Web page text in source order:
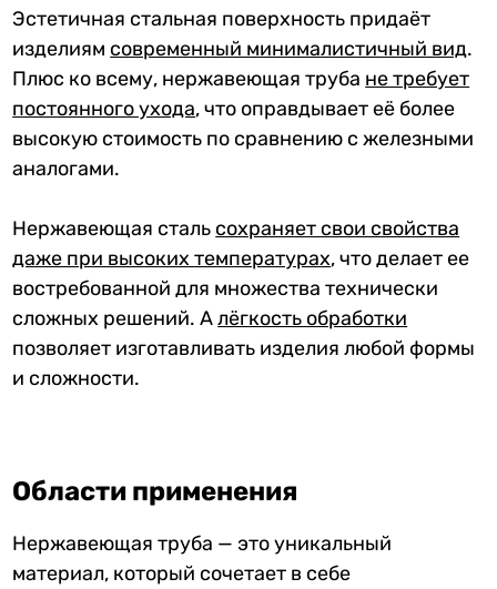
Эстетичная стальная поверхность придаёт
изделиям современный минималистичный вид.
Плюс ко всему, нержавеющая труба не требует
постоянного ухода, что оправдывает её более
высокую стоимость по сравнению с железными
аналогами.
Нержавеющая сталь сохраняет свои свойства
даже при высоких температурах, что делает ее
востребованной для множества технически
сложных решений. Алёгкость обработки
позволяет изготавливать изделия любой формы
и сложности.
Области применения
Нержавеющая труба — это уникальный
материал, который сочетает в себе